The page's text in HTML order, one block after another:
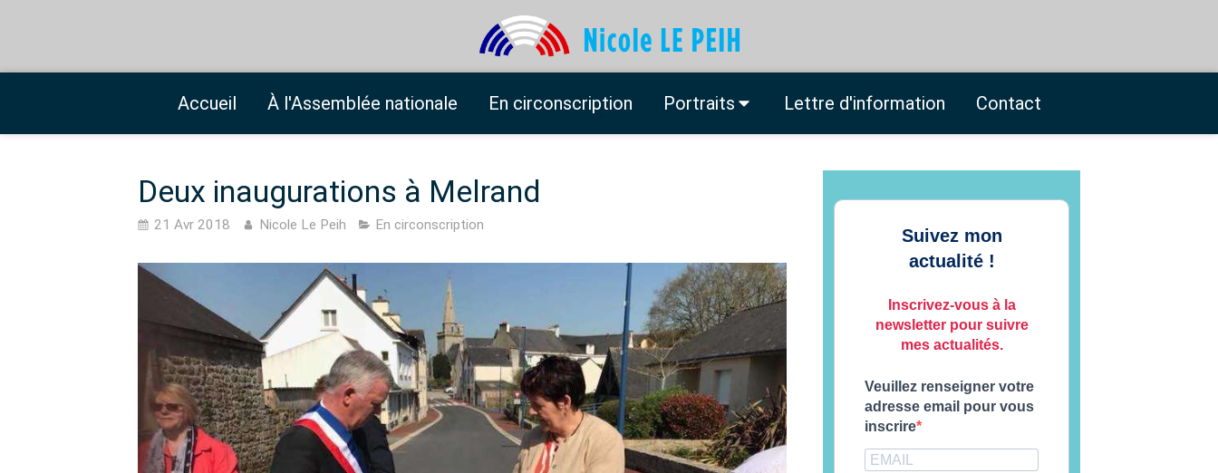
Accueil À l'Assemblée nationale En circonscription Portraits Lettre d'information Contact
Deux inaugurations à Melrand
21 Avr 2018 Nicole Le Peih En circonscription
Suivez mon
actualité !
Inscrivez-vous à la
newsletter pour suivre
mes actualités.
Veuillez renseigner votre
adresse email pour vous
inscrire